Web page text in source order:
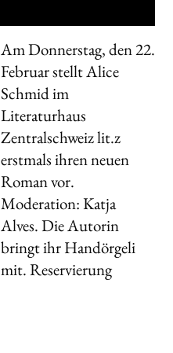
Am Donnerstag, den 22.
Februar stellt Alice
Schmid im
Literaturhaus
Zentralschweiz lit.z
erstmals ihren neuen
Roman vor.
Moderation: Katja
Alves. Die Autorin
bringt ihr Handörgeli
mit. Reservierung